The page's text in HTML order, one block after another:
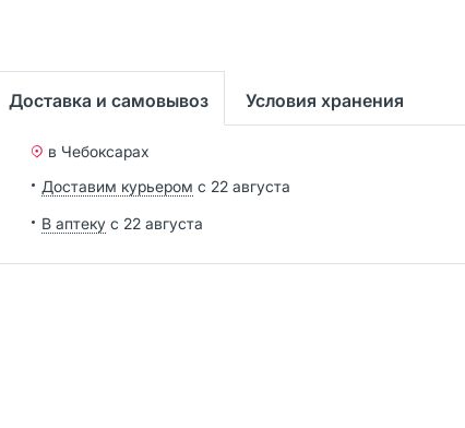
Доставка и самовывоз Условия хранения
в Чебоксарах
Доставим курьером с 22 августа
В аптеку с 22 августа